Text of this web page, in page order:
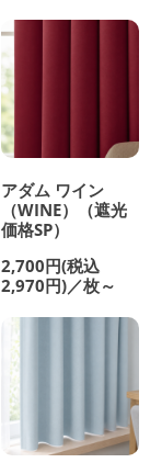
アダム ワイン
（WINE）（遮光
価格SP）
2,700円(税込
2,970円)／枚～